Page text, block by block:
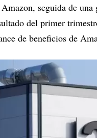
seguida de
del primer
de beneficios de